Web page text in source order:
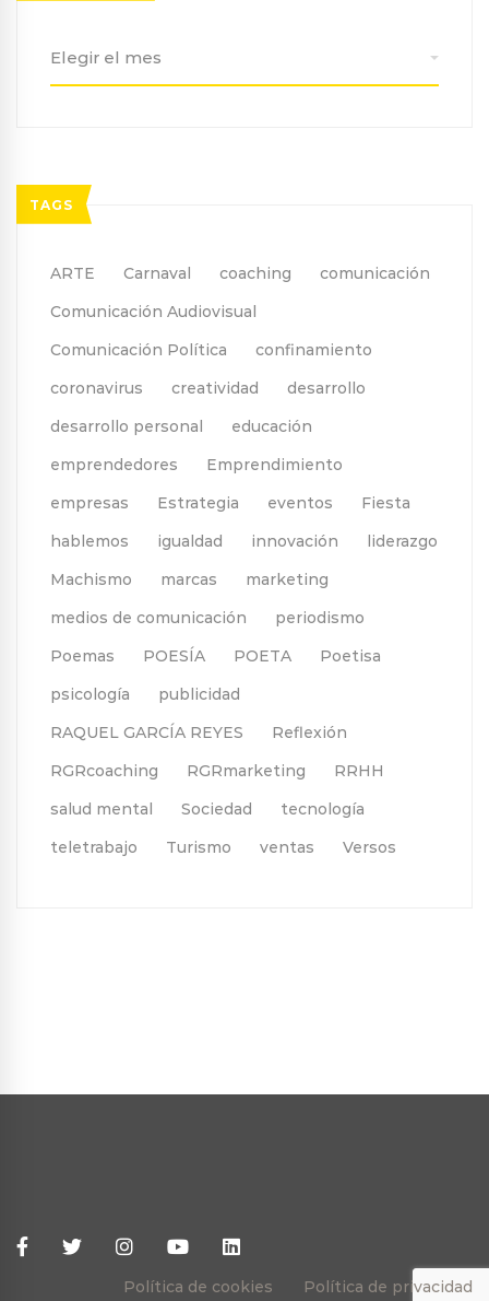
TAGS
ARTE Carnaval coaching
comunicación
Comunicación Audiovisual
Comunicación Política
confinamiento
coronavirus
creatividad
desarrollo
desarrollo personal
educación
emprendedores
Emprendimiento
empresas
Estrategia eventos
Fiesta
hablemos
igualdad innovación
liderazgo
Machismo
marcas
marketing
medios de comunicación
periodismo
Poemas
POESÍA POETA
Poetisa
psicología
publicidad
RAQUEL GARCÍA REYES
Reflexión
RGRcoaching
RGRmarketing
RRHH
salud mental
Sociedad
tecnología
teletrabajo
Turismo ventas Versos
Política de cookies Política de privacidad